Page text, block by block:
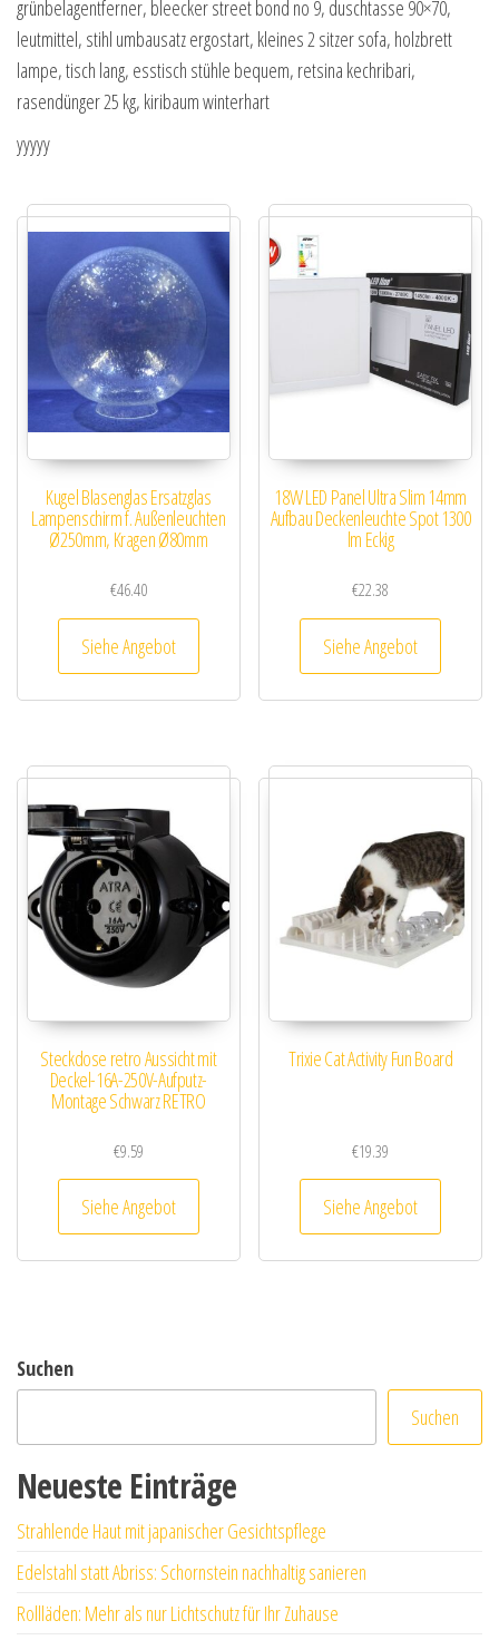
grünbelagentferner, bleecker street bond no 9, duschtasse 90×70,
leutmittel, stihl umbausatz ergostart, kleines 2 sitzer sofa, holzbrett
lampe, tisch lang, esstisch stühle bequem, retsina kechribari,
rasendünger 25 kg, kiribaum winterhart
yyyyy
Kugel Blasenglas Ersatzglas
Lampenschirm f. Außenleuchten
Ø250mm, Kragen Ø80mm
€46.40
Siehe Angebot
18W LED Panel Ultra Slim 14mm
Aufbau Deckenleuchte Spot 1300
lm Eckig
€22.38
Siehe Angebot
Steckdose retro Aussicht mit
Deckel-16A-250V-Aufputz-
Montage Schwarz RETRO
€9.59
Siehe Angebot
Trixie Cat Activity Fun Board
€19.39
Siehe Angebot
Suchen
Suchen
Neueste Einträge
Strahlende Haut mit japanischer Gesichtspflege
Edelstahl statt Abriss: Schornstein nachhaltig sanieren
Rollläden: Mehr als nur Lichtschutz für Ihr Zuhause